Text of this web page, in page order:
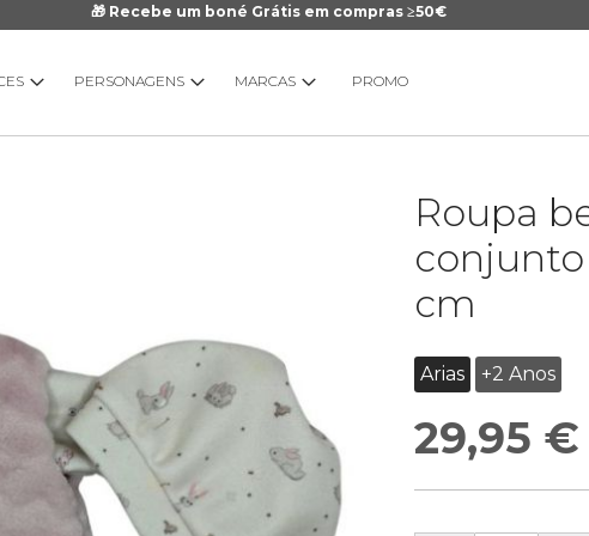
🎁 Recebe um boné Grátis em compras ≥50€
PERSONAGENS MARCAS PROMO
Roupa
cm
Arias +2 Anos
29,95 €
início
Galeria
imagens